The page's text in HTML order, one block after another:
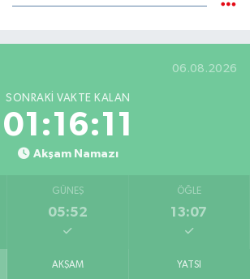
06.08.2026
SONRAKI VAKTE KALAN
01:16:10
Akşam Namazı
GÜNEŞ
05:52
ÖĞLE
13:07
AKŞAM YATSI